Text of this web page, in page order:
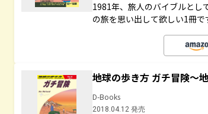
1981年、旅人のバイブルと
の旅を思い出して欲しい1冊で
地球の歩き方 ガチ冒険～
D-Books
2018.04.12 発売